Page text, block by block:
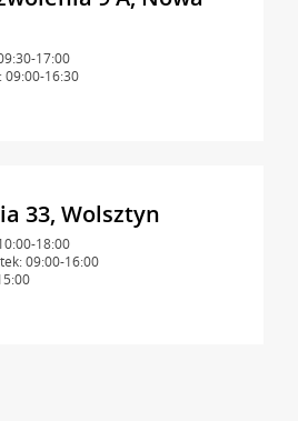
17:00
09:00-16:30
33, Wolsztyn
18:00
09:00-16:00